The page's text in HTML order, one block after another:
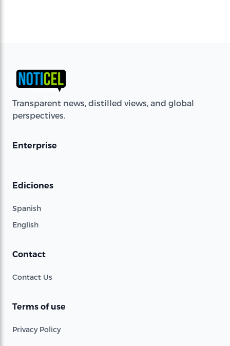
Transparent news, distilled views, and global
perspectives.
Enterprise
Ediciones
Spanish
English
Contact
Contact Us
Terms of use
Privacy Policy